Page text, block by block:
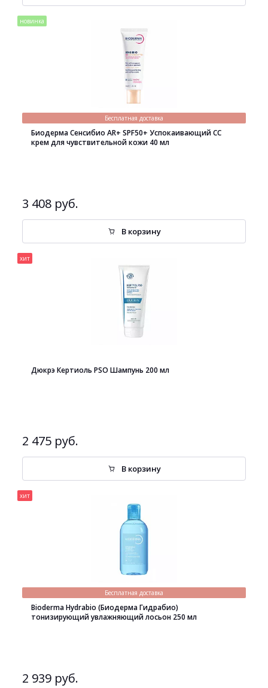
новинка
Бесплатная доставка
Биодерма Сенсибио AR+ SPF50+ Успокаивающий СС
крем для чувствительной кожи 40 мл
3 408 руб.
В корзину
хит
Дюкрэ Кертиоль PSO Шампунь 200 мл
2 475 руб.
В корзину
хит
Бесплатная доставка
Bioderma Hydrabio (Биодерма Гидрабио)
тонизирующий увлажняющий лосьон 250 мл
2 939 руб.